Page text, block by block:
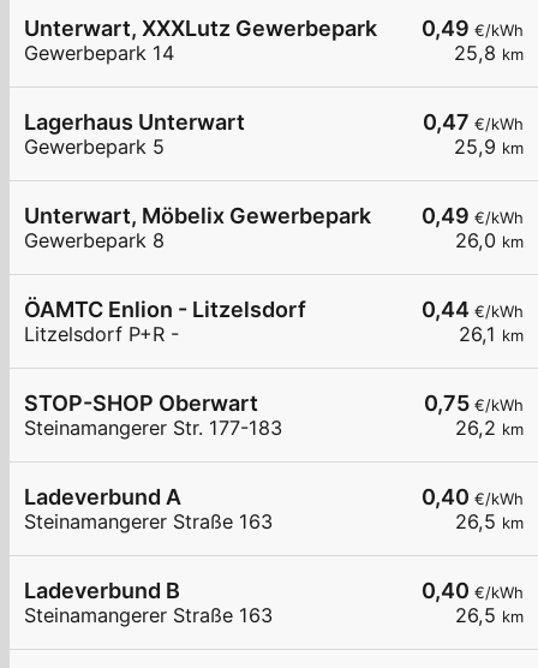
0,49 €/kWh
25,8 km
Unterwart, XXXLutz Gewerbepark
Gewerbepark 14
0,47 €/kWh
25,9 km
Lagerhaus Unterwart
Gewerbepark 5
0,49 €/kWh
26,0 km
Unterwart, Möbelix Gewerbepark
Gewerbepark 8
0,44 €/kWh
26,1 km
ÖAMTC Enlion - Litzelsdorf
Litzelsdorf P+R -
0,75 €/kWh
26,2 km
STOP-SHOP Oberwart
Steinamangerer Str. 177-183
0,40 €/kWh
26,5 km
Ladeverbund A
Steinamangerer Straße 163
0,40 €/kWh
26,5 km
Ladeverbund B
Steinamangerer Straße 163